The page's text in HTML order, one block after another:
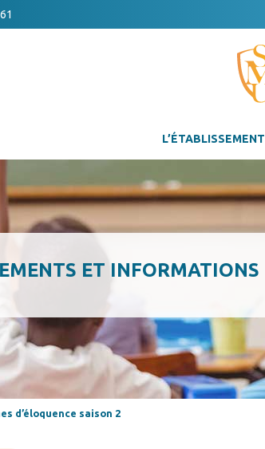
L’ÉTABLISSEMENT
ET INFORMATIONS
d’éloquence saison 2